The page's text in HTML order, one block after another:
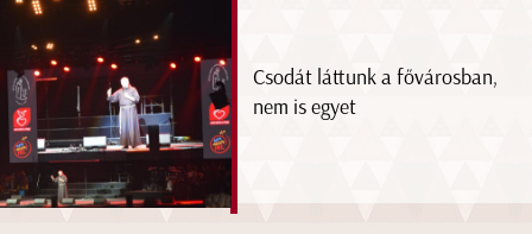
Csodát láttunk a fővárosban,
nem is egyet